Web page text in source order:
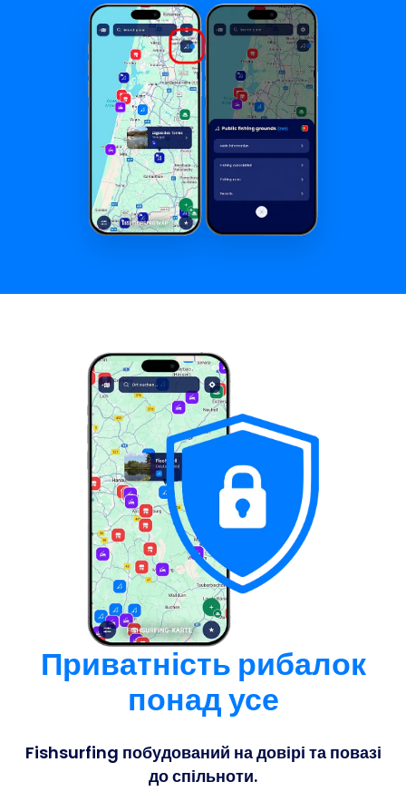
Приватність рибалок
понад усе
Fishsurfing побудований на довірі та повазі
до спільноти.